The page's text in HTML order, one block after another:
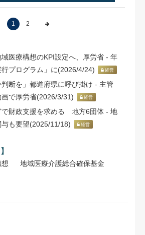
1 2
医療構想のKPI設定へ、厚労省 - 年
プログラム」に(2026/4/24)
経営
断を」都道府県に呼び掛け - 主管
で厚労省(2026/3/31)
経営
で財政支援を求める 地方6団体 - 地
も要望(2025/11/18)
経営
地域医療介護総合確保基金